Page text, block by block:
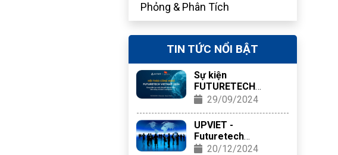
Phỏng & Phân Tích
TIN TỨC NỔI BẬT
Sự kiện
FUTURETECH
VIETNAM 2024
29/09/2024
UPVIET -
Futuretech
Vietnam 2024: cùng
20/12/2024